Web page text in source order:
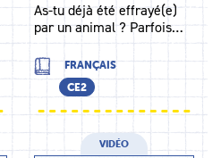
As-tu déjà été effrayé(e)
par un animal ? Parfois…
FRANÇAIS
CE2
VIDÉO